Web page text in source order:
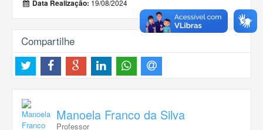
Data Realização: 19/08/2024
Compartilhe
Manoela Franco da Silva
Professor